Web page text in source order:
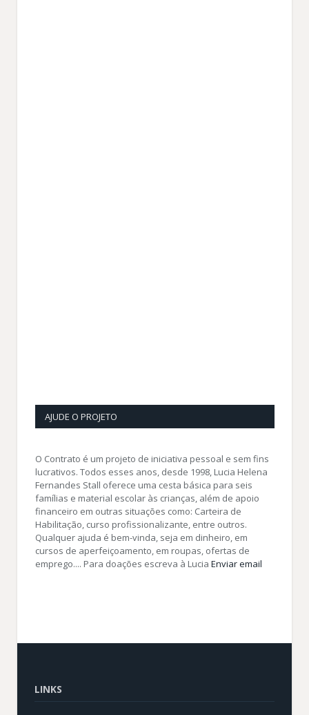
AJUDE O PROJETO
O Contrato é um projeto de iniciativa pessoal e sem fins
lucrativos. Todos esses anos, desde 1998, Lucia Helena
Fernandes Stall oferece uma cesta básica para seis
famílias e material escolar às crianças, além de apoio
financeiro em outras situações como: Carteira de
Habilitação, curso profissionalizante, entre outros.
Qualquer ajuda é bem-vinda, seja em dinheiro, em
cursos de aperfeiçoamento, em roupas, ofertas de
emprego.... Para doações escreva à Lucia Enviar email
LINKS